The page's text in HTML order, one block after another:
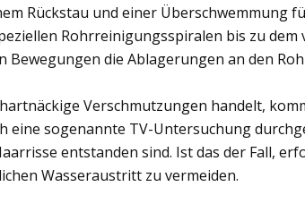
Rückstau und einer Überschwemmung
Rohrreinigungsspiralen bis zu
die Ablagerungen an den
Verschmutzungen handelt,
eine sogenannte TV-Untersuchung
entstanden sind. Ist das der Fall,
Wasseraustritt zu vermeiden.